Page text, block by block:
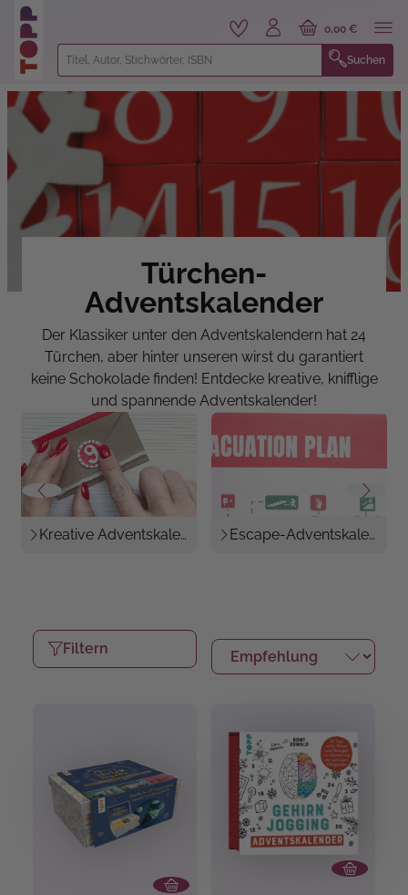
springen
Suchen
0,00 €
Türchen-
Adventskalender
Der Klassiker unter den Adventskalendern hat 24
Türchen, aber hinter unseren wirst du garantiert
keine Schokolade finden! Entdecke kreative, knifflige
und spannende Adventskalender!
Kreative Adventskalender Escape-Adventskalender
Filtern